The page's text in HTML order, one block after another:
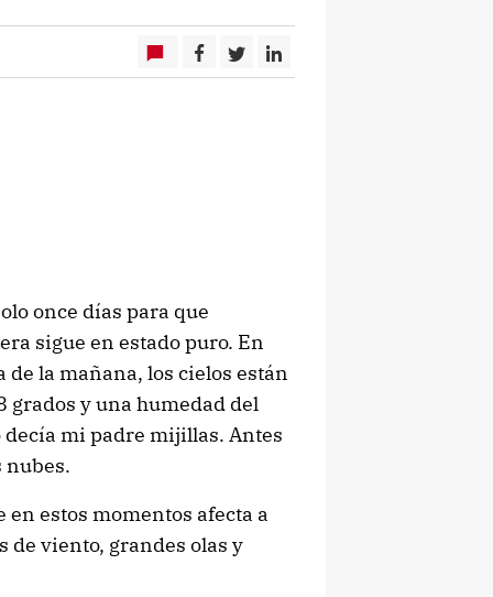
once días para que
sigue en estado puro. En
la mañana, los cielos están
grados y una humedad del
decía mi padre mijillas. Antes
nubes.
estos momentos afecta a
de viento, grandes olas y